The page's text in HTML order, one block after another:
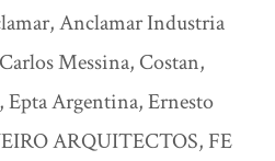
,Anclamar Industria
Carlos Messina, Costan,
,Epta Argentina,Ernesto
ARQUITECTOS, FE